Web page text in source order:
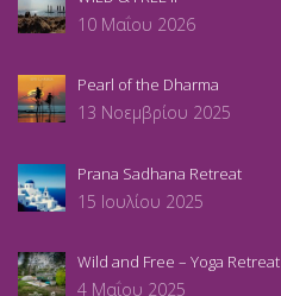
10 Μαΐου 2026
Pearl of the Dharma
13 Νοεμβρίου 2025
Prana Sadhana Retreat
15 Ιουλίου 2025
Wild and Free – Yoga Retreat
4 Μαΐου 2025